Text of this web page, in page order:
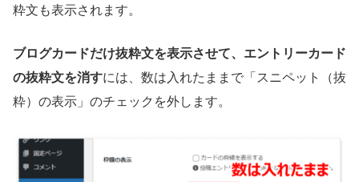
粋文も表示されます。
ブログカードだけ抜粋文を表示させて、エントリーカード
の抜粋文を消すには、数は入れたままで「スニペット（抜
粋）の表示」のチェックを外します。